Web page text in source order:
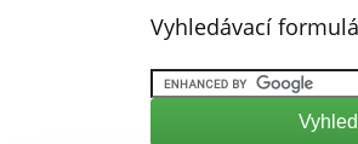
Vyhledávací